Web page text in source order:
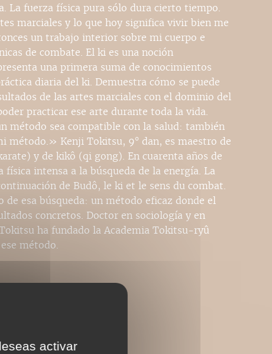
La fuerza física pura sólo dura cierto tiempo.
marciales y lo que hoy significa vivir bien me
un trabajo interior sobre mi cuerpo e
de combate. El ki es una noción
una primera suma de conocimientos
diaria del ki. Demuestra cómo se puede
de las artes marciales con el dominio del
practicar ese arte durante toda la vida.
método sea compatible con la salud: también
método.» Kenji Tokitsu, 9° dan, es maestro de
y de kikô (qi gong). En cuarenta años de
física intensa a la búsqueda de la energía. La
de Budô, le ki et le sens du combat.
esa búsqueda: un método eficaz donde el
concretos. Doctor en sociología y en
ha fundado la Academia Tokitsu-ryû
método.
activar